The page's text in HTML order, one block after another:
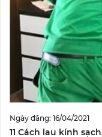
Ngày đăng: 16/04/2021
11 Cách lau kính